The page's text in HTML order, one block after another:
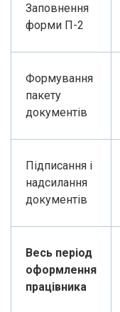
Заповнення
форми П-2
Формування
пакету
документів
Підписання і
надсилання
документів
Весь період
оформлення
працівника